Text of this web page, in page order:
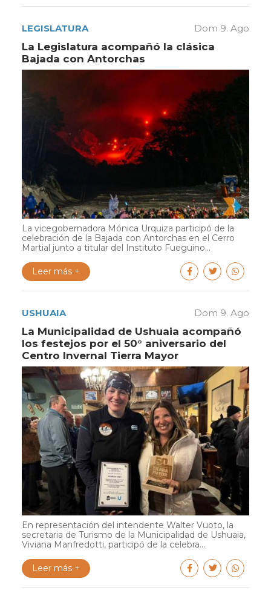
LEGISLATURA Dom 9. Ago
La Legislatura acompañó la clásica
Bajada con Antorchas
La vicegobernadora Mónica Urquiza participó de la
celebración de la Bajada con Antorchas en el Cerro
Martial junto a titular del Instituto Fueguino...
Leer más +
USHUAIA Dom 9. Ago
La Municipalidad de Ushuaia acompañó
los festejos por el 50° aniversario del
Centro Invernal Tierra Mayor
En representación del intendente Walter Vuoto, la
secretaria de Turismo de la Municipalidad de Ushuaia,
Viviana Manfredotti, participó de la celebra...
Leer más +